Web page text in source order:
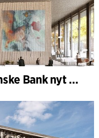
Leietakerrådgiver, Danske Bank nyt hovedkontor